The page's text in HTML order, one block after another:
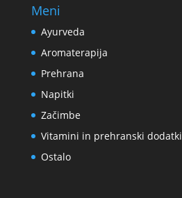
Meni
Ayurveda
Aromaterapija
Prehrana
Napitki
Začimbe
Vitamini in prehranski dodatki
Ostalo